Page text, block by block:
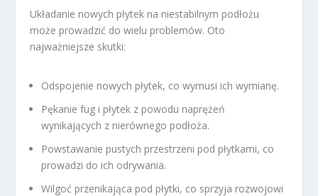
Układanie nowych płytek na niestabilnym podłożu
może prowadzić do wielu problemów. Oto
najważniejsze skutki:
Odspojenie nowych płytek, co wymusi ich wymianę.
Pękanie fug i płytek z powodu naprężeń
wynikających z nierównego podłoża.
Powstawanie pustych przestrzeni pod płytkami, co
prowadzi do ich odrywania.
Wilgoć przenikająca pod płytki, co sprzyja rozwojowi